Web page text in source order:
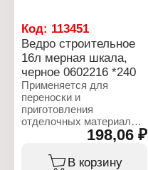
Код: 113451
Ведро строительное
16л мерная шкала,
черное 0602216 *240
Применяется для
переноски и
приготовления
отделочных материалов.
Изготовлено из
ударопрочного пластика
высокого качества,
198,06 ₽
В корзину